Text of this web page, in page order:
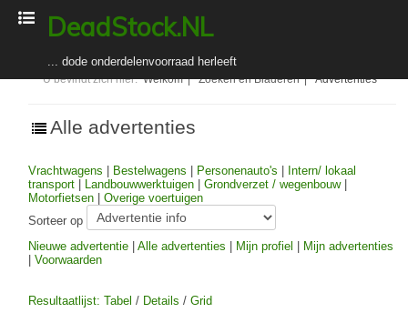
DeadStock.NL
... dode onderdelenvoorraad herleeft
Zoeken en Bladeren
Adverteerders
Toelichting voor adverteerders
Abonnement kopen (registreren) / verlengen
In-/uitloggen
Organisatie
U bevindt zich hier:Welkom | Zoeken en Bladeren | Advertenties
Alle advertenties
Vrachtwagens Bestelwagens Personenauto's
Intern/ lokaal
transport
Landbouwwerktuigen |Grondverzet / wegenbouw|
Motorfietsen |Overige voertuigen
Sorteer op
Nieuwe advertentie |Alle advertenties Mijn profiel
Mijn advertenties
|Voorwaarden
Resultaatlijst: Tabel / Details /Grid